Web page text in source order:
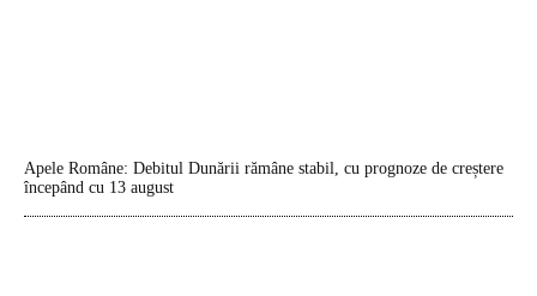
Apele Române: Debitul Dunării rămâne stabil, cu prognoze de creștere
începând cu 13 august